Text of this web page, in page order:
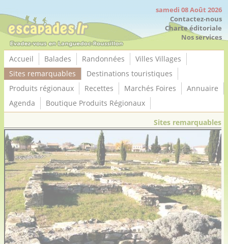
samedi 08 Août 2026
Contactez-nous
Charte éditoriale
Nos services
Accueil Balades Randonnées
Villes Villages
Sites remarquables
Destinations touristiques
Produits régionaux
Recettes Marchés Foires
Annuaire
Agenda
Boutique Produits Régionaux
Sites remarquables